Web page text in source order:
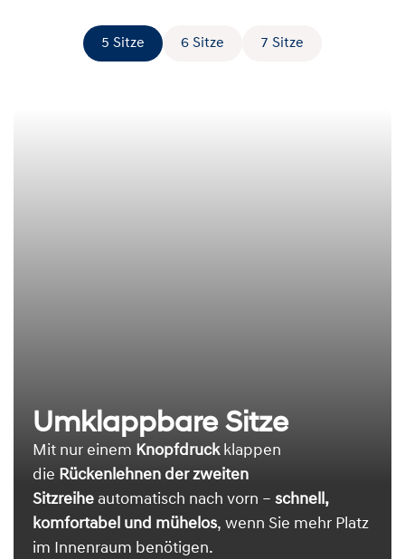
5 Sitze 6 Sitze 7 Sitze
Umklappbare Sitze
Mit nur einem Knopfdruckklappen
die Rückenlehnen der zweiten
Sitzreihe automatisch nach vorn – schnell,
komfortabel und mühelos, wenn Sie mehr Platz
im Innenraum benötigen.